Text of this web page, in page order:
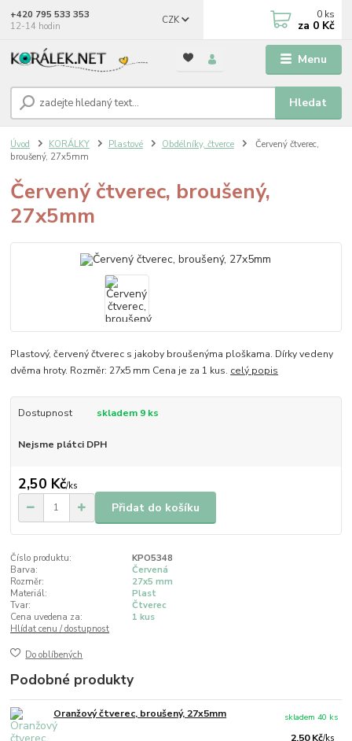
Menu
CZK
Hledat
+420 795 533 353
12-14 hodin
0 ks
za 0 Kč
Úvod KORÁLKY Plastové Obdélníky, čtverce
Červený čtverec,
broušený, 27x5mm
Červený čtverec, broušený,
27x5mm
Plastový, červený čtverec s jakoby broušenýma ploškama. Dírky vedeny
dvěma hroty. Rozměr: 27x5 mm Cena je za 1 kus. celý popis
Dostupnost skladem 9 ks
Nejsme plátci DPH
2,50 Kč/ks
Přidat do košíku
Číslo produktu:
KPO5348
Barva:
Červená
Rozměr:
27x5 mm
Materiál:
Plast
Tvar:
Čtverec
Cena uvedena za:
1 kus
Hlídat cenu / dostupnost
Do oblíbených
Podobné produkty
Oranžový čtverec, broušený, 27x5mm
2,50 Kč/ks
skladem 40 ks